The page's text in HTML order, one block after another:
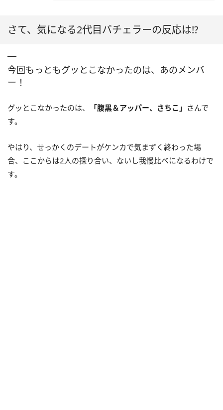
さて、気になる2代目バチェラーの反応は!?
今回もっともグッとこなかったのは、あのメンバ
ー！
グッとこなかったのは、 「腹黒＆アッパー、さちこ」 さんで
す。
やはり、せっかくのデートがケンカで気まずく終わった場
合、ここからは2人の探り合い、ないし我慢比べになるわけで
す。